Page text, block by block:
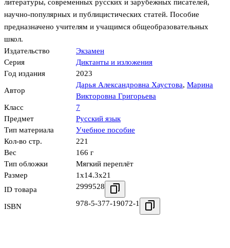
литературы, современных русских и зарубежных писателей,
научно-популярных и публицистических статей. Пособие
предназначено учителям и учащимся общеобразовательных
школ.
Издательство
Экзамен
Серия
Диктанты и изложения
Год издания
2023
Автор
Дарья Александровна Хаустова, Марина
Викторовна Григорьева
Класс
7
Предмет
Русский язык
Тип материала
Учебное пособие
Кол-во стр.
221
Вес
166 г
Тип обложки
Мягкий переплёт
Размер
1x14.3x21
ID товара
2999528
ISBN 978-5-377-19072-1